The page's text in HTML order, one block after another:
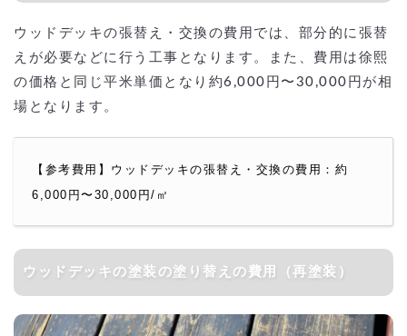
ウッドデッキの張替え・交換の費用では、部分的に張替
えが必要などに行う工事となります。また、費用は徐熙
の価格と同じ平米単価となり約6,000円〜30,000円が相
場となります。
【参考費用】ウッドデッキの張替え・交換の費用：約
6,000円〜30,000円/㎡
ウッドデッキの塗装の塗り替えの費用（再塗装）